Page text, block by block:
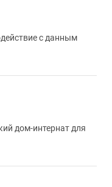
с данным
дом-интернат для